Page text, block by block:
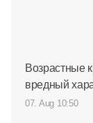
Возрастные
вредный
07. Aug 10:50